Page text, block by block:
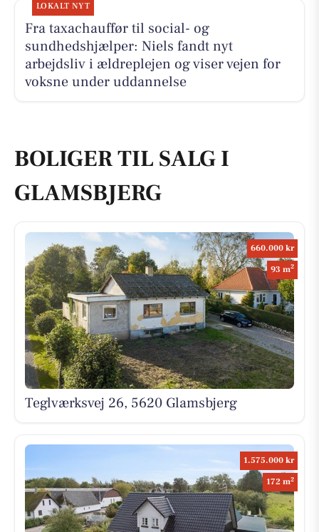
LOKALT NYT
Fra taxachauffør til social- og
sundhedshjælper: Niels fandt nyt
arbejdsliv i ældreplejen og viser vejen for
voksne under uddannelse
BOLIGER TIL SALG I
GLAMSBJERG
660.000 kr
93 m2
Teglværksvej 26, 5620 Glamsbjerg
1.575.000 kr
172 m2